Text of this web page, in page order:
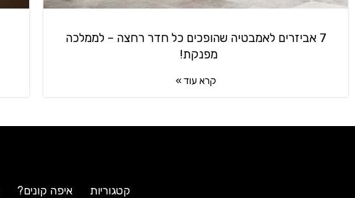
7 אביזרים לאמבטיה שהופכים כל חדר רחצה – לממלכה
מפנקת!
קרא עוד »
קטגוריות איפה קונים?